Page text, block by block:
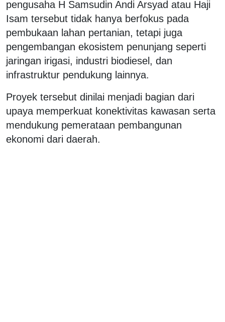
pengusaha H Samsudin Andi Arsyad atau Haji
Isam tersebut tidak hanya berfokus pada
pembukaan lahan pertanian, tetapi juga
pengembangan ekosistem penunjang seperti
jaringan irigasi, industri biodiesel, dan
infrastruktur pendukung lainnya.
Proyek tersebut dinilai menjadi bagian dari
upaya memperkuat konektivitas kawasan serta
mendukung pemerataan pembangunan
ekonomi dari daerah.